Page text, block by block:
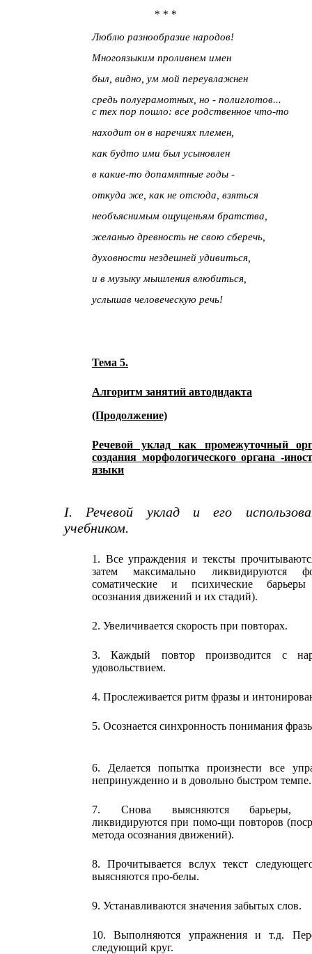
* * *
Люблю разнообразие народов!
Многоязыким проливнем имен
был, видно, ум мой переувлажнен
средь полуграмотных, но - полиглотов...
с тех пор пошло: все родственное что-то
находит он в наречиях племен,
как будто ими был усыновлен
в какие-то допамятные годы -
откуда же, как не отсюда, взяться
необъяснимым ощущеньям братства,
желанью древность не свою сберечь,
духовности нездешней удивиться,
и в музыку мышления влюбиться,
услышав человеческую речь!
Тема 5.
Алгоритм занятий автодидакта
(Продолжение)
Речевой уклад как промежуточный
создания морфологического органа -
языки
I. Речевой уклад и его
учебником.
1. Все упраждения и тексты
затем максимально ликвидируются
соматические и психические
осознания движений и их стадий).
2. Увеличивается скорость при повторах.
3. Каждый повтор производится с
удовольствием.
4. Прослеживается ритм фразы и
5. Осознается синхронность понимания
6. Делается попытка произнести все
непринужденно и в довольно быстром темпе.
7. Снова выясняются барьеры,
ликвидируются при помо-щи повторов
метода осознания движений).
8. Прочитывается вслух текст
выясняются про-белы.
9. Устанавливаются значения забытых слов.
10. Выполняются упражнения и т.д.
следующий круг.